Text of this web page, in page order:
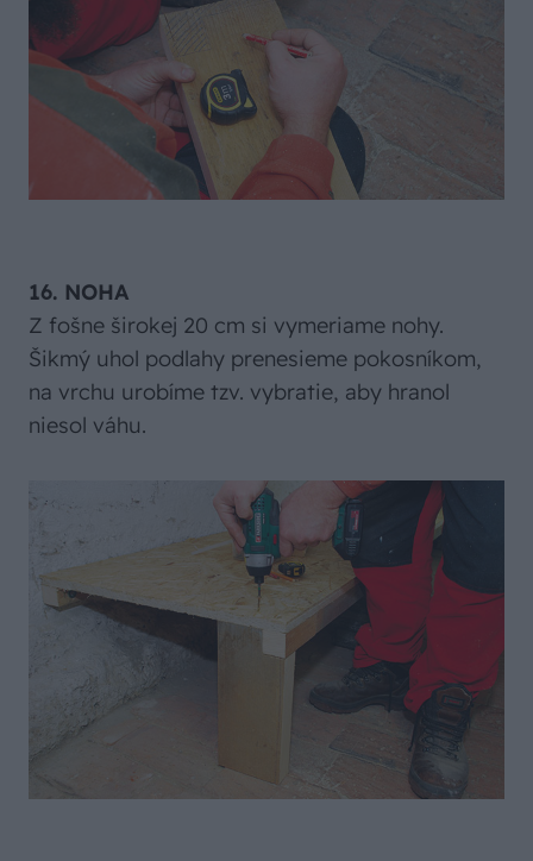
16. NOHA
Z fošne širokej 20 cm si vymeriame nohy.
Šikmý uhol podlahy prenesieme pokosníkom,
na vrchu urobíme tzv. vybratie, aby hranol
niesol váhu.